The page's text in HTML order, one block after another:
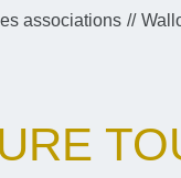
associations